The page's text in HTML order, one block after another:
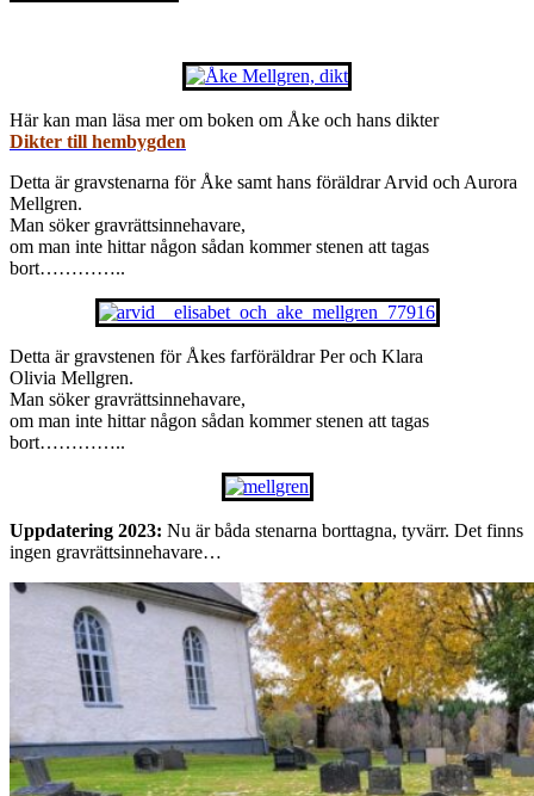
Här kan man läsa mer om boken om Åke och hans dikter
Dikter till hembygden
Detta är gravstenarna för Åke samt hans föräldrar Arvid och Aurora
Mellgren.
Man söker gravrättsinnehavare,
om man inte hittar någon sådan kommer stenen att tagas
bort…………..
Detta är gravstenen för Åkes farföräldrar Per och Klara
Olivia Mellgren.
Man söker gravrättsinnehavare,
om man inte hittar någon sådan kommer stenen att tagas
bort…………..
Uppdatering 2023: Nu är båda stenarna borttagna, tyvärr. Det finns
ingen gravrättsinnehavare…